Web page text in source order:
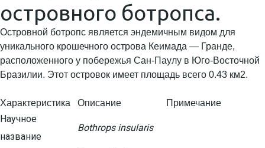
островного ботропса.
Островной ботропс является эндемичным видом для
уникального крошечного острова Кеимада — Гранде,
расположенного у побережья Сан-Паулу в Юго-Восточной
Бразилии. Этот островок имеет площадь всего 0.43 км2.
Характеристика Описание Примечание
Научное
название
Bothrops insularis